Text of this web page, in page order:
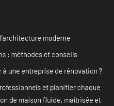
moderne
: méthodes et conseils
une entreprise de rénovation ?
et planifier chaque
de maison fluide, maîtrisée et